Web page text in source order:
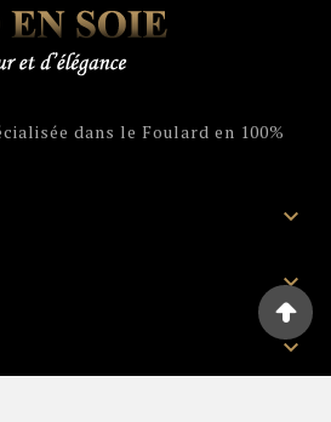
dans le Foulard en 100%


